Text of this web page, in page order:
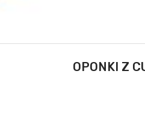
OPONKI Z